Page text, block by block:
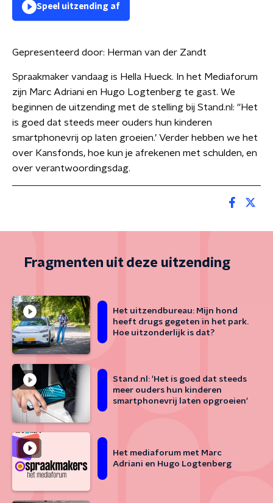
Speel uitzending af
Gepresenteerd door: Herman van der Zandt
Spraakmaker vandaag is Hella Hueck. In het Mediaforum
zijn Marc Adriani en Hugo Logtenberg te gast. We
beginnen de uitzending met de stelling bij Stand.nl: ''Het
is goed dat steeds meer ouders hun kinderen
smartphonevrij op laten groeien.’ Verder hebben we het
over Kansfonds, hoe kun je afrekenen met schulden, en
over verantwoordingsdag.
Fragmenten uit deze uitzending
Het uitzendbureau: Mijn hond
heeft drugs gegeten in het park.
Hoe uitzonderlijk is dat?
Stand.nl: 'Het is goed dat steeds
meer ouders hun kinderen
smartphonevrij laten opgroeien'
Het mediaforum met Marc
Adriani en Hugo Logtenberg